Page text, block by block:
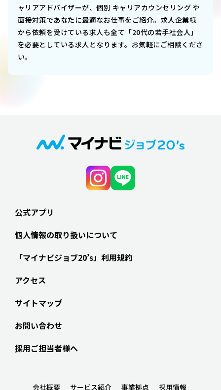
ャリアアドバイザーが、個別 キャリアカウンセリング や
面接対策であなたに最適なお仕事をご紹介。求人企業様
から依頼を受けている求人も全て「20代の若手社会人」
を必要としている求人となります。お気軽にご相談くださ
い。
公式アプリ
個人情報の取り扱いについて
「マイナビジョブ20’s」利用規約
アクセス
サイトマップ
お問い合わせ
採用ご担当者様へ
会社概要 サービス紹介 事業拠点 採用情報